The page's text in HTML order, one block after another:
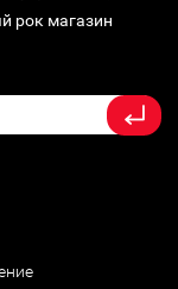
рок магазин